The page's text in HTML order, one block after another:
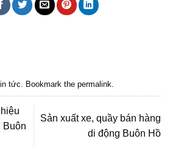
tức . Bookmark the permalink
Buôn
Sản xuất xe, quầy bán hàng
di động Buôn Hồ